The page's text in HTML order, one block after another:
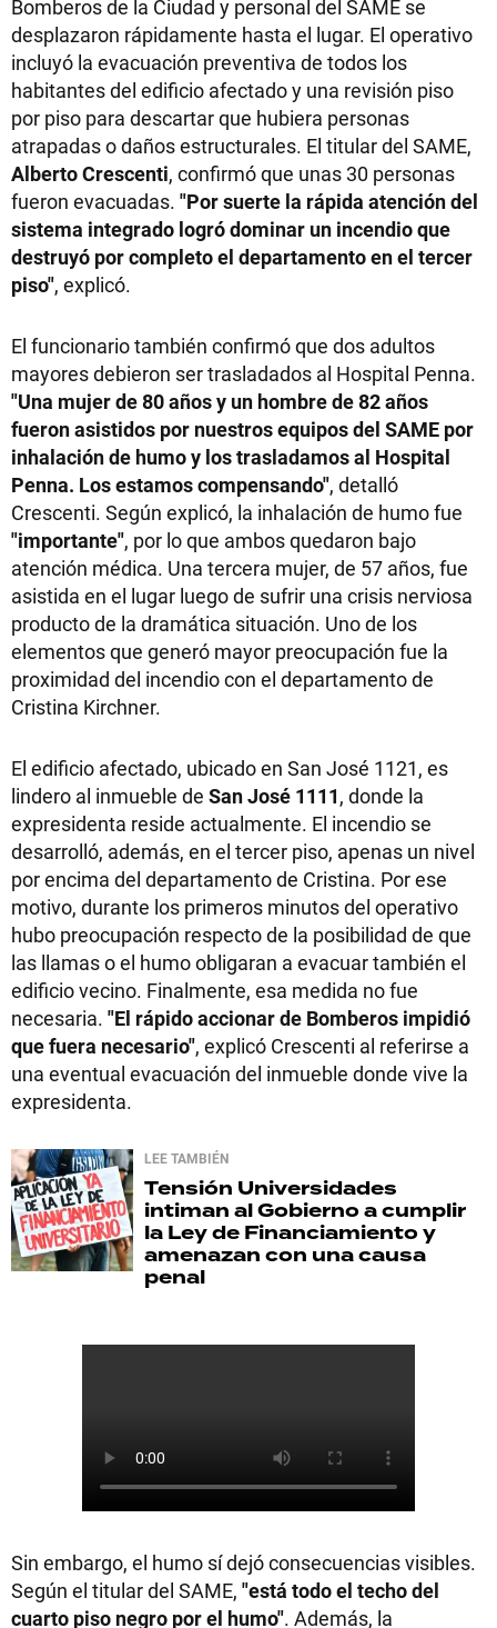
Bomberos de la Ciudad y personal del SAME se
desplazaron rápidamente hasta el lugar. El operativo
incluyó la evacuación preventiva de todos los
habitantes del edificio afectado y una revisión piso
por piso para descartar que hubiera personas
atrapadas o daños estructurales. El titular del SAME,
Alberto Crescenti, confirmó que unas 30 personas
fueron evacuadas. "Por suerte la rápida atención del
sistema integrado logró dominar un incendio que
destruyó por completo el departamento en el tercer
piso", explicó.
El funcionario también confirmó que dos adultos
mayores debieron ser trasladados al Hospital Penna.
"Una mujer de 80 años y un hombre de 82 años
fueron asistidos por nuestros equipos del SAME por
inhalación de humo y los trasladamos al Hospital
Penna. Los estamos compensando", detalló
Crescenti. Según explicó, la inhalación de humo fue
"importante", por lo que ambos quedaron bajo
atención médica. Una tercera mujer, de 57 años, fue
asistida en el lugar luego de sufrir una crisis nerviosa
producto de la dramática situación. Uno de los
elementos que generó mayor preocupación fue la
proximidad del incendio con el departamento de
Cristina Kirchner.
El edificio afectado, ubicado en San José 1121, es
lindero al inmueble de San José 1111, donde la
expresidenta reside actualmente. El incendio se
desarrolló, además, en el tercer piso, apenas un nivel
por encima del departamento de Cristina. Por ese
motivo, durante los primeros minutos del operativo
hubo preocupación respecto de la posibilidad de que
las llamas o el humo obligaran a evacuar también el
edificio vecino. Finalmente, esa medida no fue
necesaria. "El rápido accionar de Bomberos impidió
que fuera necesario", explicó Crescenti al referirse a
una eventual evacuación del inmueble donde vive la
expresidenta.
LEE TAMBIÉN
Tensión Universidades
intiman al Gobierno a cumplir
la Ley de Financiamiento y
amenazan con una causa
penal
Sin embargo, el humo sí dejó consecuencias visibles.
Según el titular del SAME, "está todo el techo del
cuarto piso negro por el humo". Además, la